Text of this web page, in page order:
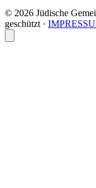
© 2026 Jüdische
geschützt ·